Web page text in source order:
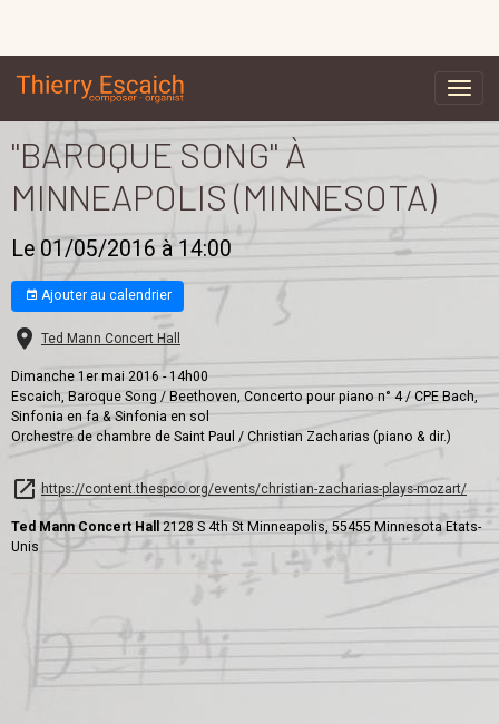
"BAROQUE SONG" À
MINNEAPOLIS (MINNESOTA)
Le 01/05/2016 à 14:00
Ajouter au calendrier
Ted Mann Concert Hall
Dimanche 1er mai 2016 - 14h00
Escaich, Baroque Song / Beethoven, Concerto pour piano n° 4 / CPE Bach,
Sinfonia en fa & Sinfonia en sol
Orchestre de chambre de Saint Paul / Christian Zacharias (piano & dir.)
https://content.thespco.org/events/christian-zacharias-plays-mozart/
Ted Mann Concert Hall2128 S 4th St Minneapolis, 55455 Minnesota Etats-
Unis